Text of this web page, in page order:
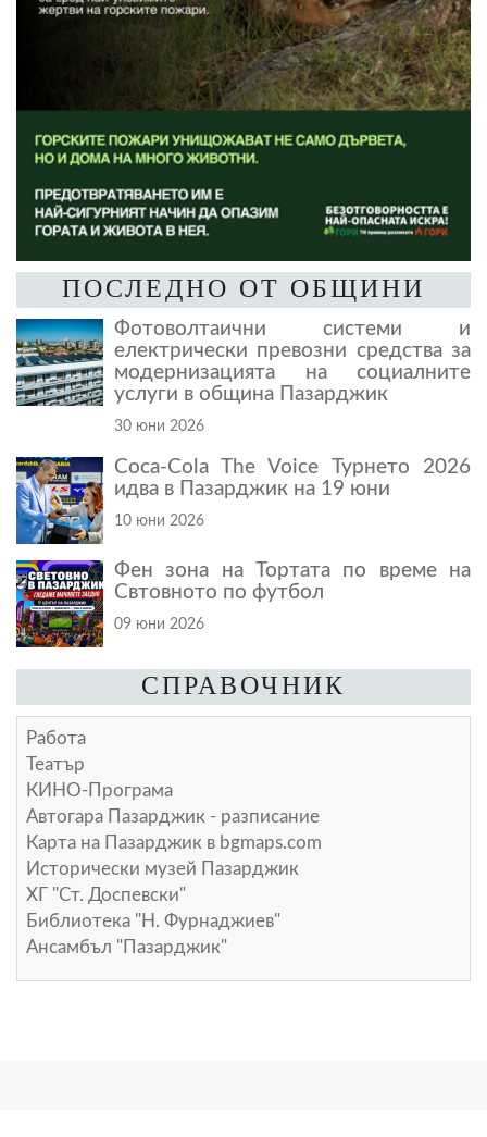
ПОСЛЕДНО ОТ ОБЩИНИ
Фотоволтаични системи и
електрически превозни средства за
модернизацията на социалните
услуги в община Пазарджик
30 юни 2026
Coca-Cola The Voice Турнето 2026
идва в Пазарджик на 19 юни
10 юни 2026
Фен зона на Тортата по време на
Свтовното по футбол
09 юни 2026
СПРАВОЧНИК
Работа
Театър
КИНО-Програма
Автогара Пазарджик - разписание
Карта на Пазарджик в bgmaps.com
Исторически музей Пазарджик
ХГ "Ст. Доспевски"
Библиотека "Н. Фурнаджиев"
Ансамбъл "Пазарджик"